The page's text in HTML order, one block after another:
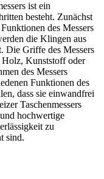
ist ein
besteht. Zunächst
des Messers
die Klingen aus
Die Griffe des Messers
Holz, Kunststoff oder
des Messers
Funktionen des
dass sie einwandfrei
Taschenmessers
hochwertige
zu
sind.